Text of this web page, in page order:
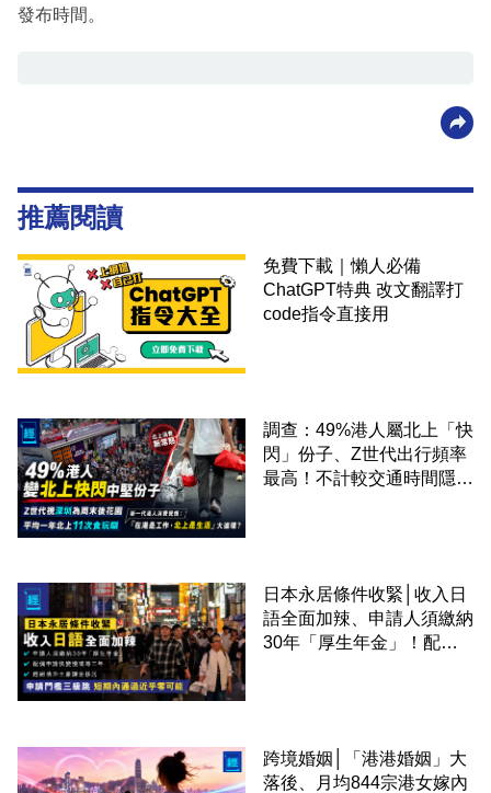
發布時間。
推薦閱讀
免費下載｜懶人必備
ChatGPT特典 改文翻譯打
code指令直接用
調查：49%港人屬北上「快
閃」份子、Z世代出行頻率
最高！不計較交通時間隱形
日本永居條件收緊│收入日
語全面加辣、申請人須繳納
30年「厚生年金」！配偶
跨境婚姻│「港港婚姻」大
落後、月均844宗港女嫁內